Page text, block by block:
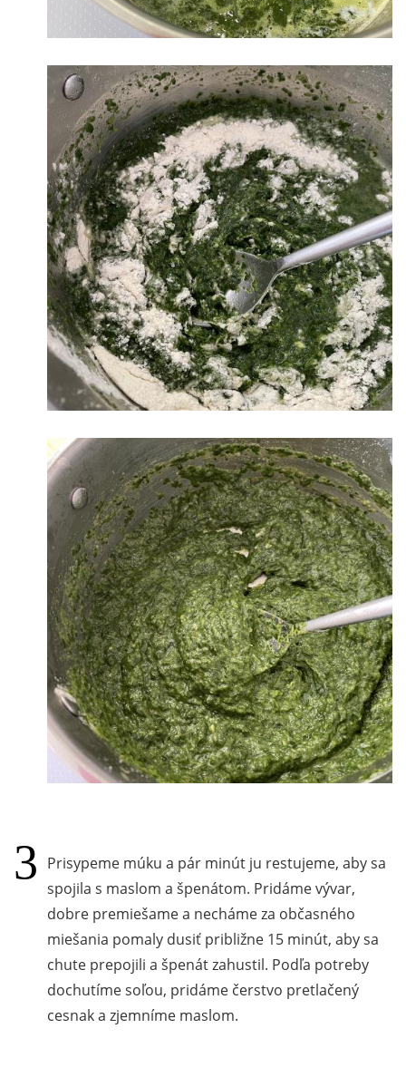
Prisypeme múku a pár minút ju restujeme, aby sa
spojila s maslom a špenátom. Pridáme vývar,
dobre premiešame a necháme za občasného
miešania pomaly dusiť približne 15 minút, aby sa
chute prepojili a špenát zahustil. Podľa potreby
dochutíme soľou, pridáme čerstvo pretlačený
cesnak a zjemníme maslom.